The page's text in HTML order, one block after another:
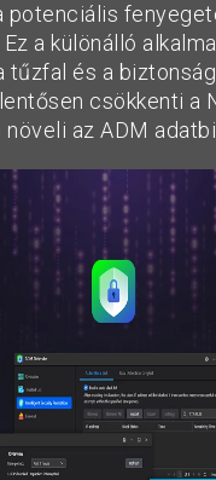
potenciális
a különálló
tűzfal és a
csökkenti a
az ADM